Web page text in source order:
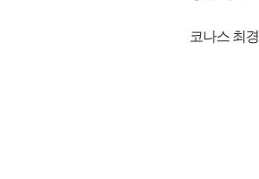
코나스 최